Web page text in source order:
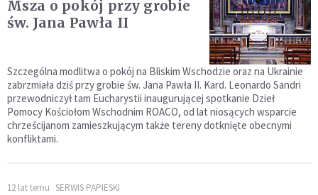
Msza o pokój przy grobie
św. Jana Pawła II
Szczególna modlitwa o pokój na Bliskim Wschodzie oraz na Ukrainie
zabrzmiała dziś przy grobie św. Jana Pawła II. Kard. Leonardo Sandri
przewodniczył tam Eucharystii inaugurującej spotkanie Dzieł
Pomocy Kościołom Wschodnim ROACO, od lat niosących wsparcie
chrześcijanom zamieszkującym także tereny dotknięte obecnymi
konfliktami.
12 lat temu SERWIS PAPIESKI